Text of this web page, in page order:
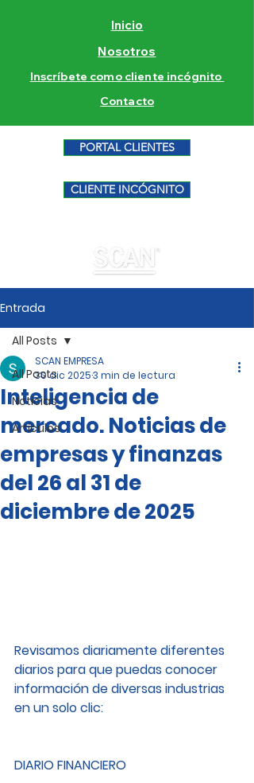
Inicio
Nosotros
Inscríbete como cliente incógnito
Contacto
PORTAL CLIENTES
CLIENTE INCÓGNITO
Entrada
All Posts
Noticias
Artículos
All Posts
Inteligencia de
mercado. Noticias de
empresas y finanzas
del 26 al 31 de
diciembre de 2025
SCAN EMPRESA
30 dic 20253 min de lectura
Revisamos diariamente diferentes
diarios para que puedas conocer
información de diversas industrias
en un solo clic:
DIARIO FINANCIERO